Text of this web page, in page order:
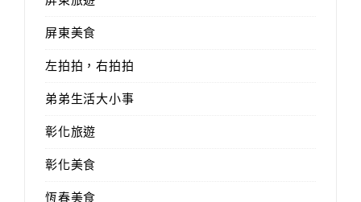
屏東美食
左拍拍，右拍拍
弟弟生活大小事
彰化旅遊
彰化美食
恆春美食